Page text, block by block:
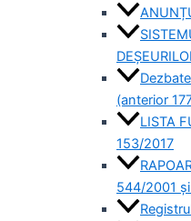
(anterior
LISTA
153/2017
544/2001